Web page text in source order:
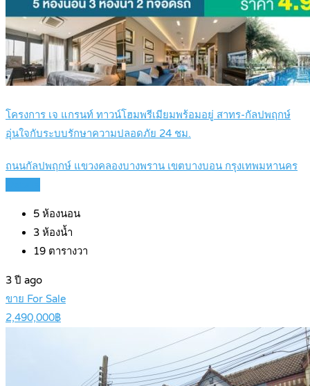
โครงการ เจ แกรนท์ ทาวน์โฮมพรีเมียมพร้อมอยู่ สาทร-กัลปพฤกษ์
อุ่นใจกับระบบรักษาความปลอดภัย 24 ชม.
ถนนกัลปพฤกษ์ แขวงคลองบางพราน เขตบางบอน กรุงเทพมหานคร
5 ห้องนอน
3 ห้องน้ำ
19 ตารางวา
3 ปี ago
ขาย For Sale
2,490,000฿